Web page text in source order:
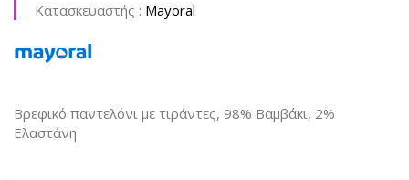
Kατασκευαστής : Mayoral
Βρεφικό παντελόνι με τιράντες, 98% Βαμβάκι, 2%
Ελαστάνη